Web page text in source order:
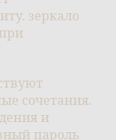
зеркало
сочетания.
и
пароль